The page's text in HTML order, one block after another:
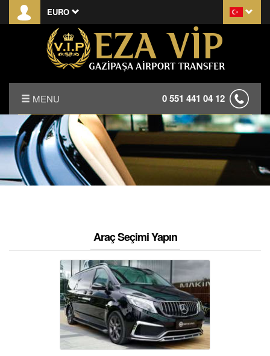
EURO
MENU 0 551 441 04 12
ANASAYFA
HAKKIMIZDA
KIRALAMA KOŞULLARI
İLETİŞİM
ÜYE GİRİŞİ / KAYIT
Araç Seçimi Yapın